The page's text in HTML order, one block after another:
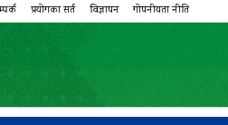
प्रयोगका सर्त विज्ञापन गोपनीयता नीति